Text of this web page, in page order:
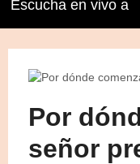
Escucha en vivo a
Por
señor